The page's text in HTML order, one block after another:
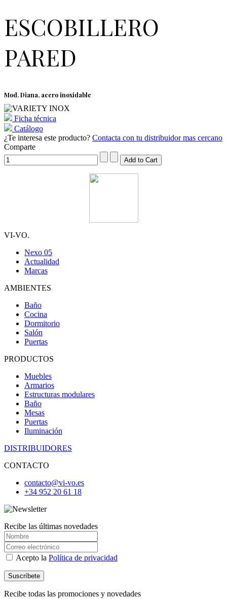
ESCOBILLERO
PARED
Mod. Diana, acero inoxidable
Ficha técnica
Catálogo
¿Te interesa este producto? Contacta con tu distribuidor mas cercano
Comparte
VI-VO.
Nexo 05
Actualidad
Marcas
AMBIENTES
Baño
Cocina
Dormitorio
Salón
Puertas
PRODUCTOS
Muebles
Armarios
Estructuras modulares
Baño
Mesas
Puertas
Iluminación
DISTRIBUIDORES
CONTACTO
contacto@vi-vo.es
+34 952 20 61 18
Recibe las últimas novedades
Acepto la Política de privacidad
Recibe todas las promociones y novedades